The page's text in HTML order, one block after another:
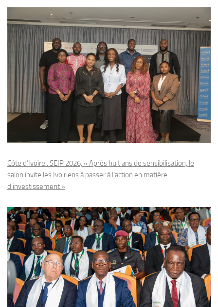
Côte d’Ivoire : SEIP 2026, « Après huit ans de sensibilisation, le
salon invite les Ivoiriens à passer à l’action en matière
d’investissement »